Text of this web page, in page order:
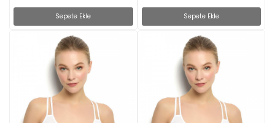
Sepete Ekle Sepete Ekle